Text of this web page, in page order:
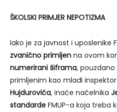
ŠKOLSKI PRIMJER NEPOTIZMA
Iako je za javnost i uposlenike
zvanično primljen na ovom
numerirani šiframa,
primljenim kao mlađi
Hujdurovića, inače načelnika
standarde FMUP-a koja treba